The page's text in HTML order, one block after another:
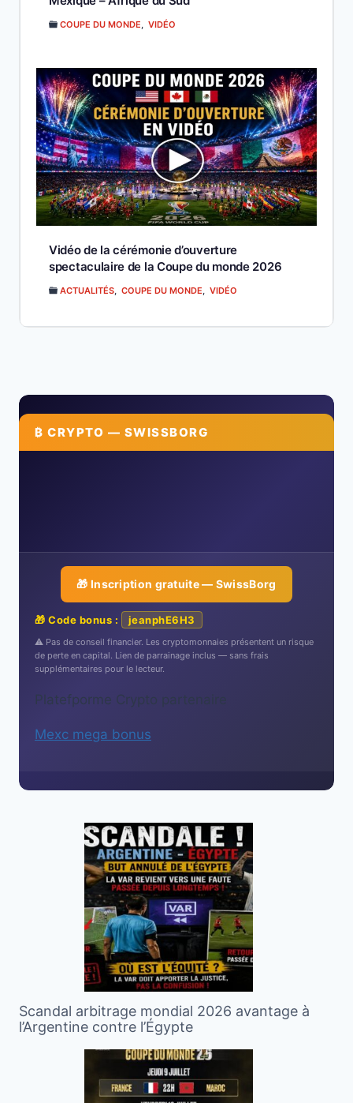
COUPE DU MONDE VIDÉO
Vidéo de la cérémonie d’ouverture
spectaculaire de la Coupe du monde 2026
ACTUALITÉS COUPE DU MONDE VIDÉO
₿ CRYPTO — SWISSBORG
🎁 Inscription gratuite — SwissBorg
🎁 Code bonus : jeanphE6H3
⚠️ Pas de conseil financier. Les cryptomonnaies présentent un risque
de perte en capital. Lien de parrainage inclus — sans frais
supplémentaires pour le lecteur.
Platefporme Crypto partenaire
Mexc mega bonus
Scandal arbitrage mondial 2026 avantage à
l’Argentine contre l’Égypte